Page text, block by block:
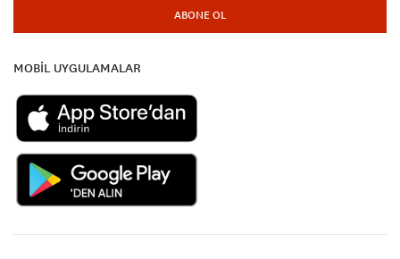
ABONE OL
MOBİL UYGULAMALAR